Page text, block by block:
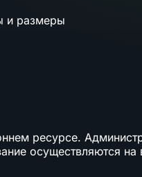
и размеры
ресурсе.
осуществляются